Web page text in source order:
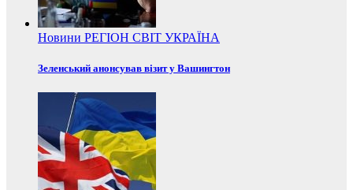
Новини РЕГІОН СВІТ УКРАЇНА
Зеленський анонсував візит у Вашингтон